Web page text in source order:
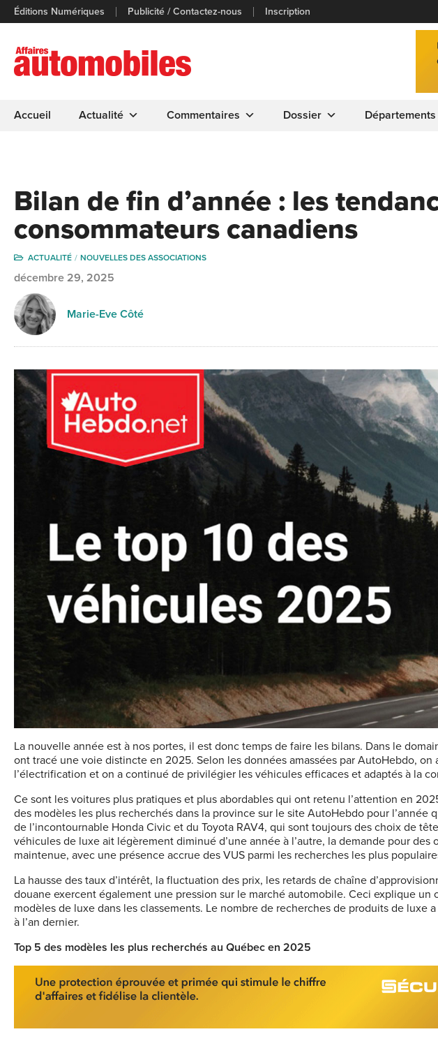
Éditions Numériques Publicité / Contactez-nous Inscription
Accueil Actualité Commentaires Dossier Départements
Bilan de fin d’année : les
consommateurs canadiens
ACTUALITÉ NOUVELLES DES ASSOCIATIONS
décembre 29, 2025
Marie-Eve Côté
La nouvelle année est à nos portes, il est donc temps de faire les bilans. Dans le
ont tracé une voie distincte en 2025. Selon les données amassées par AutoHebdo, on
l’électrification et on a continué de privilégier les véhicules efficaces et adaptés à la
Ce sont les voitures plus pratiques et plus abordables qui ont retenu l’attention en
des modèles les plus recherchés dans la province sur le site AutoHebdo pour l’année
de l’incontournable Honda Civic et du Toyota RAV4, qui sont toujours des choix de
véhicules de luxe ait légèrement diminué d’une année à l’autre, la demande pour des
maintenue, avec une présence accrue des VUS parmi les recherches les plus
La hausse des taux d’intérêt, la fluctuation des prix, les retards de chaîne
douane exercent également une pression sur le marché automobile. Ceci explique un
modèles de luxe dans les classements. Le nombre de recherches de produits de luxe a
à l’an dernier.
Top 5 des modèles les plus recherchés au Québec en 2025